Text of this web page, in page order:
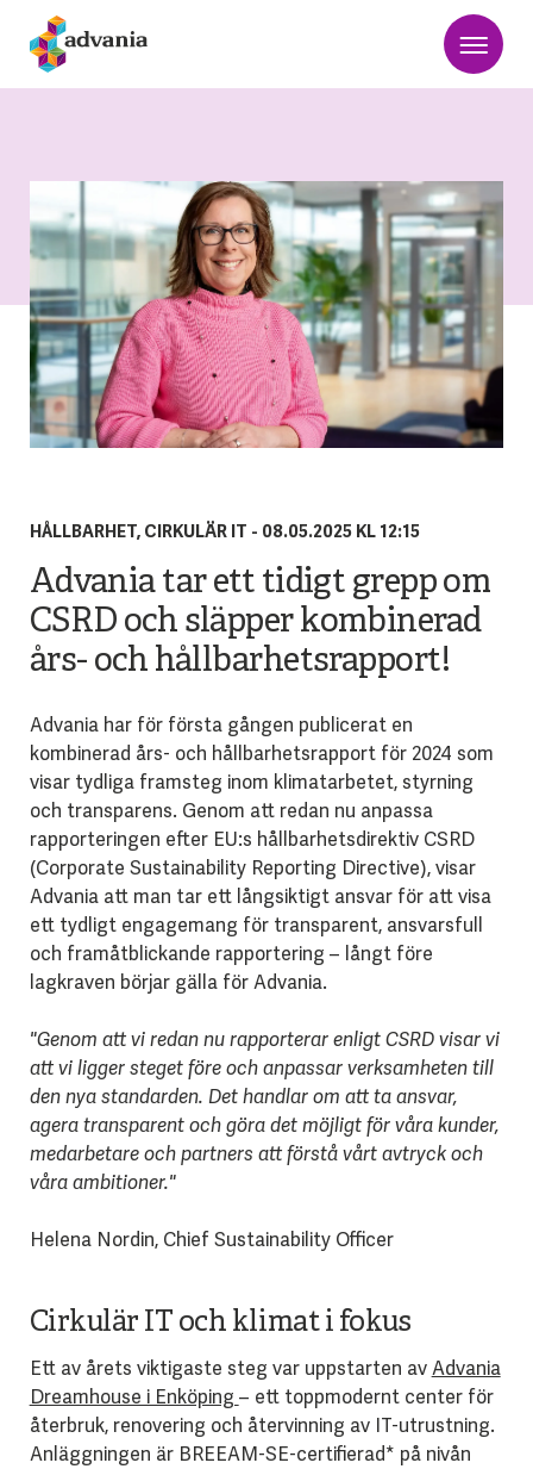
HÅLLBARHET, CIRKULÄR IT - 08.05.2025 KL 12:15
Advania tar ett tidigt grepp om
CSRD och släpper kombinerad
års- och hållbarhetsrapport!
Advania har för första gången publicerat en
kombinerad års- och hållbarhetsrapport för 2024 som
visar tydliga framsteg inom klimatarbetet, styrning
och transparens. Genom att redan nu anpassa
rapporteringen efter EU:s hållbarhetsdirektiv CSRD
(Corporate Sustainability Reporting Directive), visar
Advania att man tar ett långsiktigt ansvar för att visa
ett tydligt engagemang för transparent, ansvarsfull
och framåtblickande rapportering – långt före
lagkraven börjar gälla för Advania.
"Genom att vi redan nu rapporterar enligt CSRD visar vi
att vi ligger steget före och anpassar verksamheten till
den nya standarden. Det handlar om att ta ansvar,
agera transparent och göra det möjligt för våra kunder,
medarbetare och partners att förstå vårt avtryck och
våra ambitioner."
Helena Nordin, Chief Sustainability Officer
Cirkulär IT och klimat i fokus
Ett av årets viktigaste steg var uppstarten avAdvania
Dreamhouse i Enköping – ett toppmodernt center för
återbruk, renovering och återvinning av IT-utrustning.
Anläggningen är BREEAM-SE-certifierad* på nivån